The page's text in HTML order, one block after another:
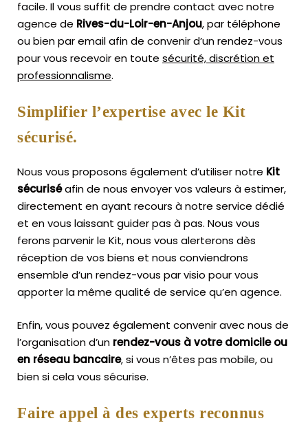
facile. Il vous suffit de prendre contact avec notre
agence de Rives-du-Loir-en-Anjou, par téléphone
ou bien par email afin de convenir d’un rendez-vous
pour vous recevoir en toute sécurité, discrétion et
professionnalisme.
Simplifier l’expertise avec le Kit
sécurisé.
Nous vous proposons également d’utiliser notre Kit
sécuriséafin de nous envoyer vos valeurs à estimer,
directement en ayant recours à notre service dédié
et en vous laissant guider pas à pas. Nous vous
ferons parvenir le Kit, nous vous alerterons dès
réception de vos biens et nous conviendrons
ensemble d’un rendez-vous par visio pour vous
apporter la même qualité de service qu’en agence.
Enfin, vous pouvez également convenir avec nous de
l’organisation d’un rendez-vous à votre domicile ou
en réseau bancaire, si vous n’êtes pas mobile, ou
bien si cela vous sécurise.
Faire appel à des experts reconnus